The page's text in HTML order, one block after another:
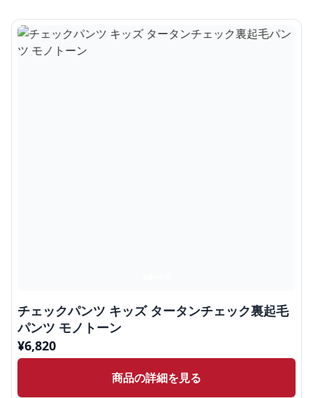
チェックパンツ キッズ タータンチェック裏起毛
パンツ モノトーン
¥6,820
商品の詳細を見る